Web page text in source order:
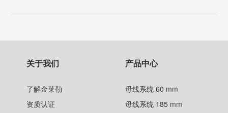
关于我们
了解金莱勒
资质认证
产品中心
母线系统 60 mm
母线系统 185 mm